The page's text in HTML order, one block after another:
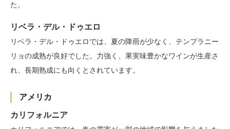
た。
リベラ・デル・ドゥエロ
リベラ・デル・ドゥエロでは、夏の降雨が少なく、テンプラニー
リョの成熟が良好でした。力強く、果実味豊かなワインが生産さ
れ、長期熟成にも向くとされています。
アメリカ
カリフォルニア